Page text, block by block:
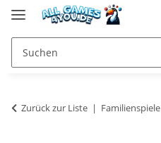
Zurück zur Liste Familienspiele